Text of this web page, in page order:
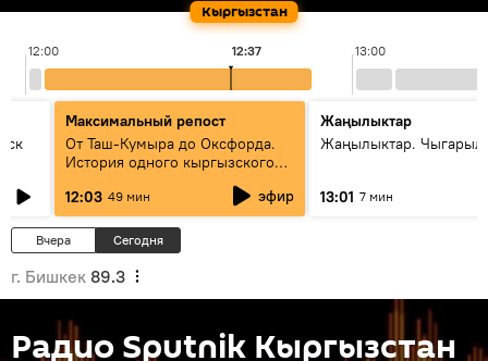
Кыргызстан
12:00 13:00
12:37
Максимальный репост
От Таш-Кумыра до Оксфорда.
История одного кыргызского
12:03 49 мин эфир
Жаңылыктар
Жаңылыктар.
13:01 7 мин
Вчера Сегодня
г. Бишкек 89.3
Радио Sputnik Кыргызстан